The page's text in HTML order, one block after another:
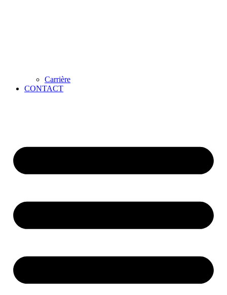
Carrière
CONTACT